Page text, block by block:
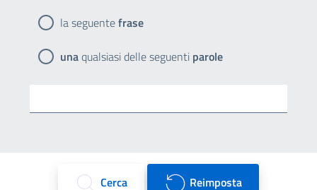
la seguentefrase
unaqualsiasi delle seguenti parole
Cerca Reimposta